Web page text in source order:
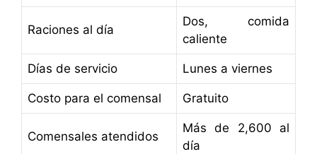
Raciones al día
Dos, comida
caliente
Días de servicio Lunes a viernes
Costo para el comensal Gratuito
Comensales atendidos
Más de 2,600 al
día